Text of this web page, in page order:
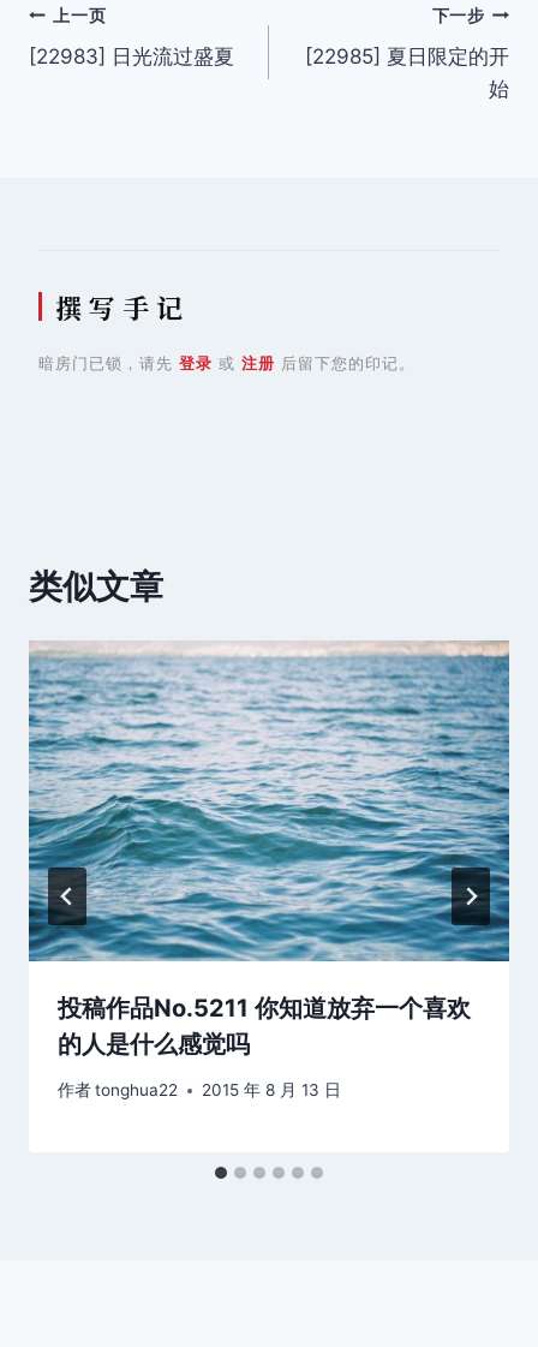
文
章
上一页
[22983] 日光流过盛夏
下一步
[22985] 夏日限定的开
始
撰 写 手 记
暗房门已锁，请先 登录 或 注册 后留下您的印记。
类似文章
投稿作品No.5211 你知道放弃一个喜欢
的人是什么感觉吗
作者tonghua22 2015 年 8 月 13 日